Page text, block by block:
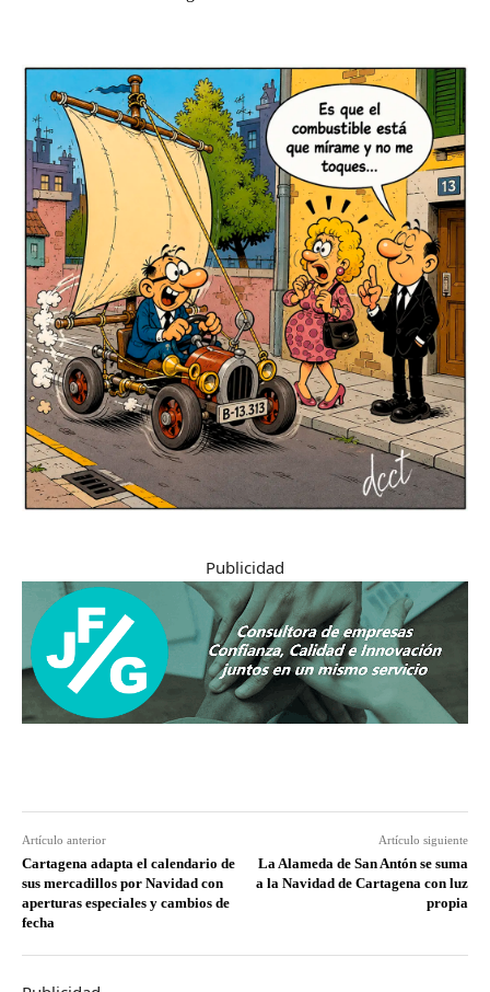
Publicidad
Artículo anterior
Cartagena adapta el calendario de
sus mercadillos por Navidad con
aperturas especiales y cambios de
fecha
Artículo siguiente
La Alameda de San Antón se suma
a la Navidad de Cartagena con luz
propia